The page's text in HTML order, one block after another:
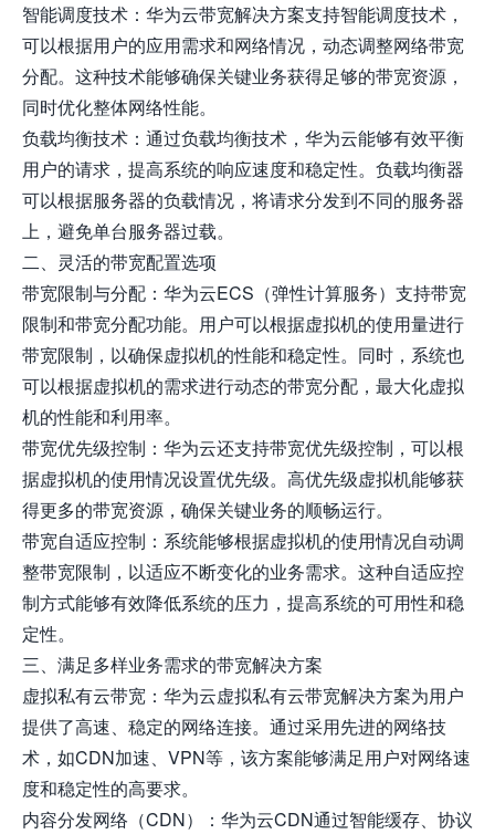
智能调度技术：华为云带宽解决方案支持智能调度技术，
可以根据用户的应用需求和网络情况，动态调整网络带宽
分配。这种技术能够确保关键业务获得足够的带宽资源，
同时优化整体网络性能。
负载均衡技术：通过负载均衡技术，华为云能够有效平衡
用户的请求，提高系统的响应速度和稳定性。负载均衡器
可以根据服务器的负载情况，将请求分发到不同的服务器
上，避免单台服务器过载。
二、灵活的带宽配置选项
带宽限制与分配：华为云ECS（弹性计算服务）支持带宽
限制和带宽分配功能。用户可以根据虚拟机的使用量进行
带宽限制，以确保虚拟机的性能和稳定性。同时，系统也
可以根据虚拟机的需求进行动态的带宽分配，最大化虚拟
机的性能和利用率。
带宽优先级控制：华为云还支持带宽优先级控制，可以根
据虚拟机的使用情况设置优先级。高优先级虚拟机能够获
得更多的带宽资源，确保关键业务的顺畅运行。
带宽自适应控制：系统能够根据虚拟机的使用情况自动调
整带宽限制，以适应不断变化的业务需求。这种自适应控
制方式能够有效降低系统的压力，提高系统的可用性和稳
定性。
三、满足多样业务需求的带宽解决方案
虚拟私有云带宽：华为云虚拟私有云带宽解决方案为用户
提供了高速、稳定的网络连接。通过采用先进的网络技
术，如CDN加速、VPN等，该方案能够满足用户对网络速
度和稳定性的高要求。
内容分发网络（CDN）：华为云CDN通过智能缓存、协议